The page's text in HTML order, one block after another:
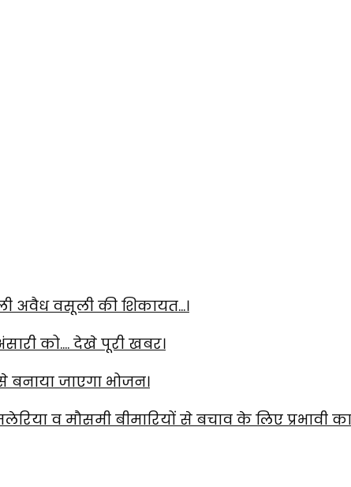
अवैध वसूली की शिकायत…।
को…. देखे पूरी खबर।
जाएगा भोजन।
व मौसमी बीमारियों से बचाव के लिए प्रभावी